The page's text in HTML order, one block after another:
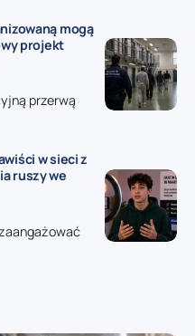
mogą
projekt
przerwą
w sieci z
ruszy we